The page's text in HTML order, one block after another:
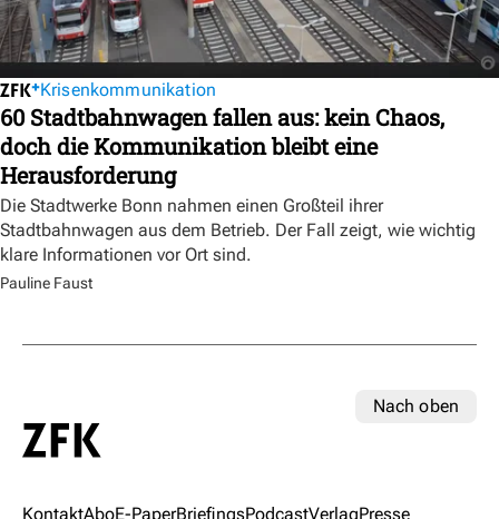
Krisenkommunikation
60 Stadtbahnwagen fallen aus: kein Chaos,
doch die Kommunikation bleibt eine
Herausforderung
Die Stadtwerke Bonn nahmen einen Großteil ihrer
Stadtbahnwagen aus dem Betrieb. Der Fall zeigt, wie wichtig
klare Informationen vor Ort sind.
Pauline Faust
Nach oben
KontaktAboE-PaperBriefingsPodcastVerlagPresse